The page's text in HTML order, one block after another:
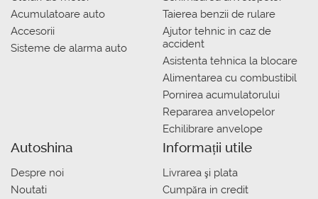
Acumulatoare auto
Accesorii
Sisteme de alarma auto
Taierea benzii de rulare
Ajutor tehnic in caz de
accident
Asistenta tehnica la blocare
Alimentarea cu combustibil
Pornirea acumulatorului
Repararea anvelopelor
Echilibrare anvelope
Autoshina
Despre noi
Noutati
Informații utile
Livrarea şi plata
Сumpăra in credit